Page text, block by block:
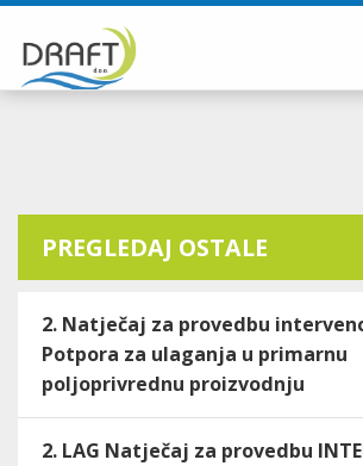
PREGLEDAJ OSTALE
2. Natječaj za provedbu
Potpora za ulaganja u primarnu
poljoprivrednu proizvodnju
2. LAG Natječaj za provedbu